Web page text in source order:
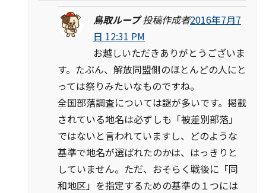
鳥取ループ 投稿作成者2016年7月7
日 12:31 PM
お越しいただきありがとうございま
す。たぶん、解放同盟側のほとんどの人にと
っては祭りみたいなものですね。
全国部落調査については謎が多いです。掲載
されている地名は必ずしも「被差別部落」
ではないと言われていますし、どのような
基準で地名が選ばれたのかは、はっきりと
していません。ただ、おそらく戦後に「同
和地区」を指定するための基準の１つには